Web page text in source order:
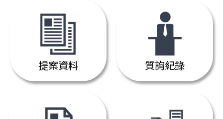
提案資料 質詢紀錄